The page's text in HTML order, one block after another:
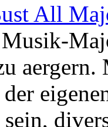
All
aergern.